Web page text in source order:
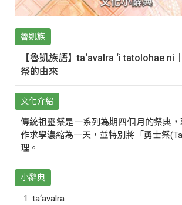
魯凱族
【魯凱族語】ta‘avalra ‘i tatolohae ni
祭的由來
文化介紹
傳統祖靈祭是一系列為期四個月的祭典
作求學濃縮為一天，並特別將「勇士祭
理。
小辭典
ta‘avalra